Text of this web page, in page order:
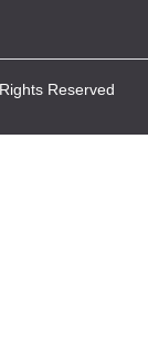
Reserved